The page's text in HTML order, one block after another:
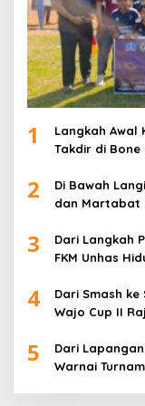
1
Langkah Awal
Takdir di Bone
2
Di Bawah
dan Martabat
3
Dari Langkah
FKM Unhas
4
Dari Smash
Wajo Cup II
5
Dari
Warnai